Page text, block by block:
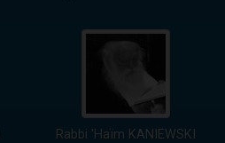
Rabbi 'Haïm KANIEWSKI